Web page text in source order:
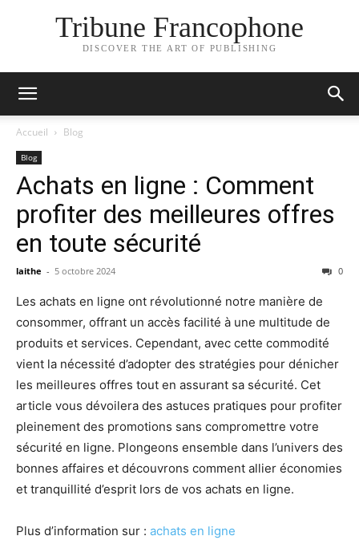
Tribune Francophone
DISCOVER THE ART OF PUBLISHING
Accueil Blog
Blog
Achats en ligne : Comment
profiter des meilleures offres
en toute sécurité
laithe - 5 octobre 2024 0
Les achats en ligne ont révolutionné notre manière de
consommer, offrant un accès facilité à une multitude de
produits et services. Cependant, avec cette commodité
vient la nécessité d’adopter des stratégies pour dénicher
les meilleures offres tout en assurant sa sécurité. Cet
article vous dévoilera des astuces pratiques pour profiter
pleinement des promotions sans compromettre votre
sécurité en ligne. Plongeons ensemble dans l’univers des
bonnes affaires et découvrons comment allier économies
et tranquillité d’esprit lors de vos achats en ligne.
Plus d’information sur : achats en ligne